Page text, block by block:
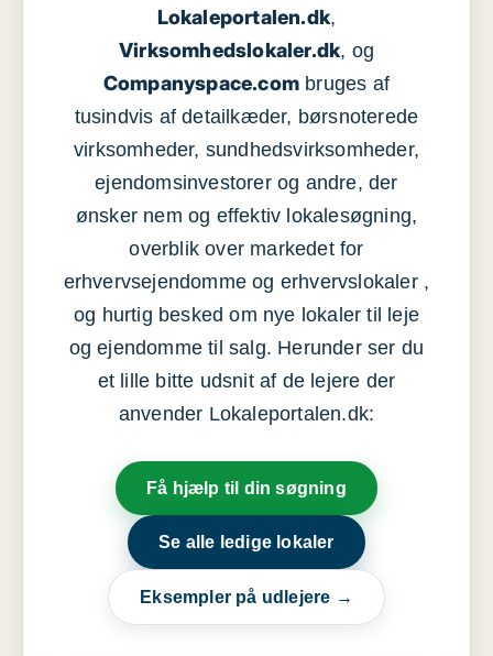
Lokaleportalen.dk,
Virksomhedslokaler.dk, og
Companyspace.com bruges af
tusindvis af detailkæder, børsnoterede
virksomheder, sundhedsvirksomheder,
ejendomsinvestorer og andre, der
ønsker nem og effektiv lokalesøgning,
overblik over markedet for
erhvervsejendomme og erhvervslokaler ,
og hurtig besked om nye lokaler til leje
og ejendomme til salg. Herunder ser du
et lille bitte udsnit af de lejere der
anvender Lokaleportalen.dk:
Få hjælp til din søgning
Se alle ledige lokaler
Eksempler på udlejere →